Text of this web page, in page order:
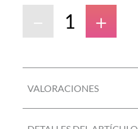
＋
－
VALORACIONES